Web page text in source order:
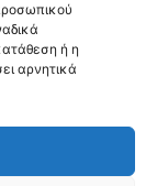
ή η
αρνητικά